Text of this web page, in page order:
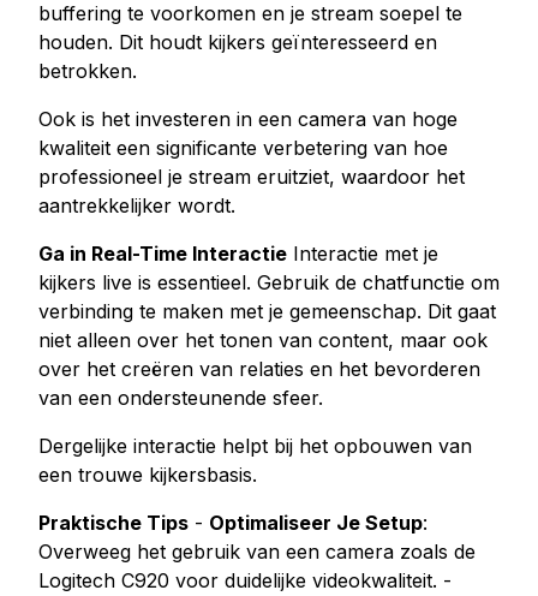
buffering te voorkomen en je stream soepel te
houden. Dit houdt kijkers geïnteresseerd en
betrokken.
Ook is het investeren in een camera van hoge
kwaliteit een significante verbetering van hoe
professioneel je stream eruitziet, waardoor het
aantrekkelijker wordt.
Ga in Real-Time Interactie Interactie met je
kijkers live is essentieel. Gebruik de chatfunctie om
verbinding te maken met je gemeenschap. Dit gaat
niet alleen over het tonen van content, maar ook
over het creëren van relaties en het bevorderen
van een ondersteunende sfeer.
Dergelijke interactie helpt bij het opbouwen van
een trouwe kijkersbasis.
Praktische Tips - Optimaliseer Je Setup:
Overweeg het gebruik van een camera zoals de
Logitech C920 voor duidelijke videokwaliteit. -